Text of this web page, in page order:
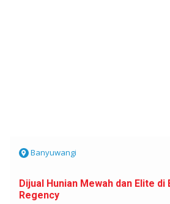
Banyuwangi
Dijual Hunian Mewah dan Elite di
Regency